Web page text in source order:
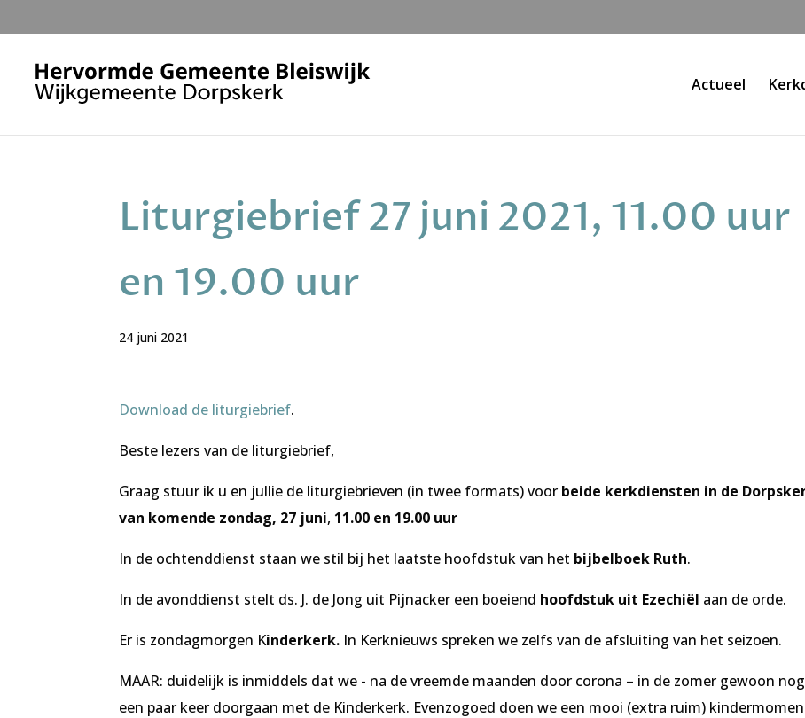
Actueel
Liturgiebrief 27 juni 2021, 11.00 uur
en 19.00 uur
24 juni 2021
Download de liturgiebrief.
Beste lezers van de liturgiebrief,
Graag stuur ik u en jullie de liturgiebrieven (in twee formats) voor beide kerkdiensten in de
van komende zondag, 27 juni, 11.00 en 19.00 uur
In de ochtenddienst staan we stil bij het laatste hoofdstuk van het bijbelboek Ruth.
In de avonddienst stelt ds. J. de Jong uit Pijnacker een boeiend hoofdstuk uit Ezechiël aan de orde.
Er is zondagmorgen Kinderkerk. In Kerknieuws spreken we zelfs van de afsluiting van het seizoen.
MAAR: duidelijk is inmiddels dat we - na de vreemde maanden door corona – in de zomer gewoon nog
een paar keer doorgaan met de Kinderkerk. Evenzogoed doen we een mooi (extra ruim)